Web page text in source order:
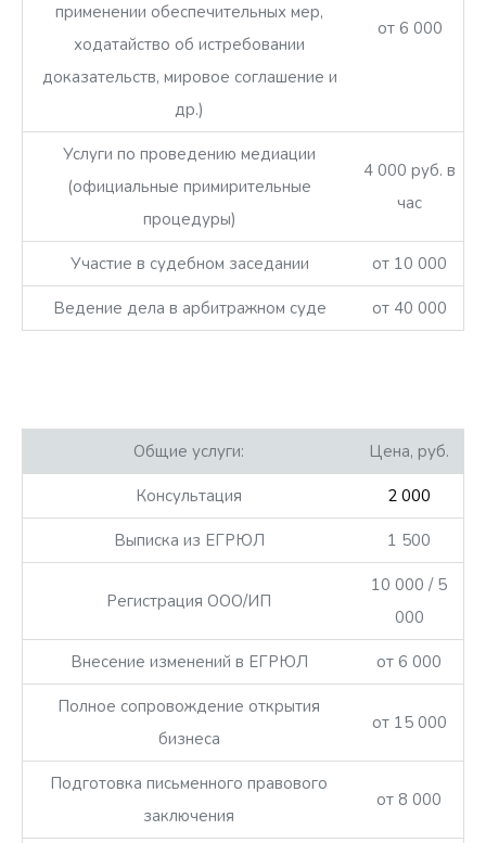
применении обеспечительных мер,
ходатайство об истребовании
доказательств, мировое соглашение и
др.)
от 6 000
Услуги по проведению медиации
(официальные примирительные
процедуры)
4 000 руб. в
час
Участие в судебном заседании от 10 000
Ведение дела в арбитражном суде от 40 000
Общие услуги: Цена, руб.
Консультация 2 000
Выписка из ЕГРЮЛ 1 500
Регистрация ООО/ИП
10 000 / 5
000
Внесение изменений в ЕГРЮЛ от 6 000
Полное сопровождение открытия
бизнеса
от 15 000
Подготовка письменного правового
заключения
от 8 000